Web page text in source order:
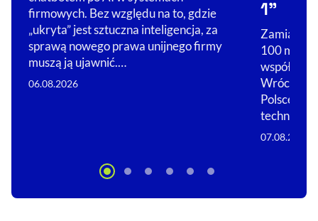
firmowych. Bez względu na to, gdzie
„ukryta” jest sztuczna inteligencja, za
sprawą nowego prawa unijnego firmy
muszą ją ujawnić.…
06.08.2026
1”
Zamiast
100 mln
Wrócił do
Polsce
07.08.2026